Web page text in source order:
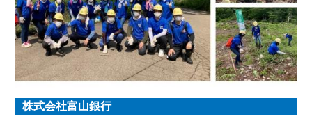
株式会社富山銀行